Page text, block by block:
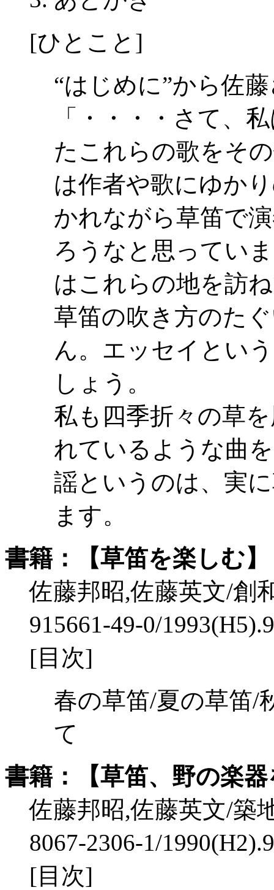
[ひとこと]
“はじめに”から佐
「・・・・さて、
たこれらの歌をそ
は作者や歌にゆか
かれながら草笛で
ろうなと思ってい
はこれらの地を訪
草笛の吹き方のた
ん。エッセイとい
しょう。
私も四季折々の草
れているような曲
謡というのは、実
ます。
書籍：【草笛を楽しむ】
佐藤邦昭,佐藤英文/創
915661-49-0/
[目次]
春の草笛/夏の草笛/
て
書籍：【草笛、野の楽
佐藤邦昭,佐藤英文/築
8067-2306-1/
[目次]